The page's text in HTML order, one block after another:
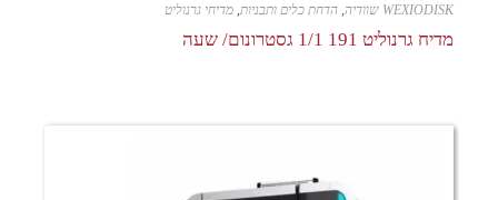
WEXIODISK שוודיה , הדחת כלים ותבניות, מדיחי גרנוליט
מדיח גרנוליט 191 1/1 גסטרונום/ שעה